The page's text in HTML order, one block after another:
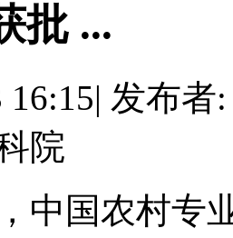
批 ...
16:15| 发布者
院
中国农村专